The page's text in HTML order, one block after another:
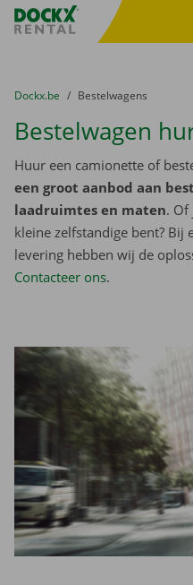
Fratello DEMO
U bevindt zich hier:
van
Dockx.be naar
Bestelwagens
Bestelwagen
Huur een camionette of
een groot aanbod aan
laadruimtes en maten. Of
kleine zelfstandige bent?
levering hebben wij de
Contacteer ons.